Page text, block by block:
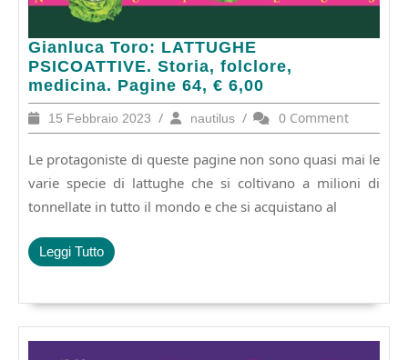
Gianluca Toro: LATTUGHE
PSICOATTIVE. Storia, folclore,
medicina. Pagine 64, € 6,00
Gianluca
Toro:
LATTUGHE
PSICOATTIVE.
Storia,
medicina.
Pagine
64,
6,00
15 Febbraio 2023 15
Febbraio
2023
/ nautilusnautilus
/ 0 Comment
Le protagoniste di queste pagine non sono quasi mai le
varie specie di lattughe che si coltivano a milioni di
tonnellate in tutto il mondo e che si acquistano al
Leggi TuttoLeggi
Tutto